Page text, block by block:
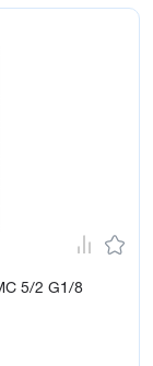
5/2 G1/8